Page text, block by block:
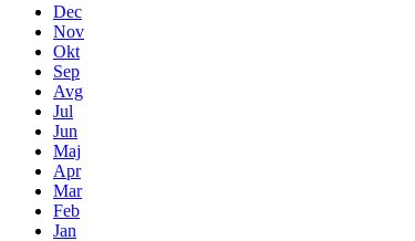
Dec
Nov
Okt
Sep
Avg
Jul
Jun
Maj
Apr
Mar
Feb
Jan